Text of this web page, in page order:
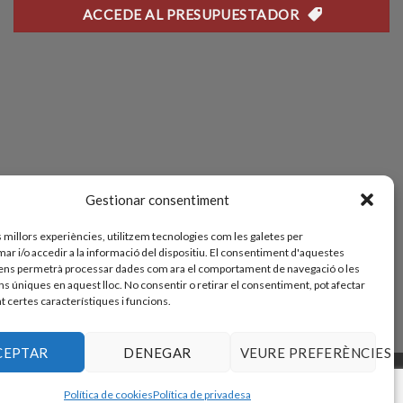
Gestionar consentiment
millors experiències, utilitzem tecnologies com les galetes per
i/o accedir a la informació del dispositiu. El consentiment d'aquestes
permetrà processar dades com ara el comportament de navegació o les
úniques en aquest lloc. No consentir o retirar el consentiment, pot afectar
certes característiques i funcions.
DENEGAR VEURE PREFERÈNCIES
Política de cookiesPolítica de privadesa
ACCEDE AL PRESUPUESTADOR
COOKIES (UE)